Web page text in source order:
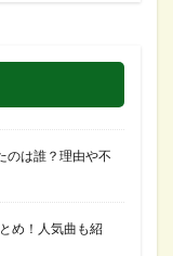
のは誰？理由や不
め！人気曲も紹